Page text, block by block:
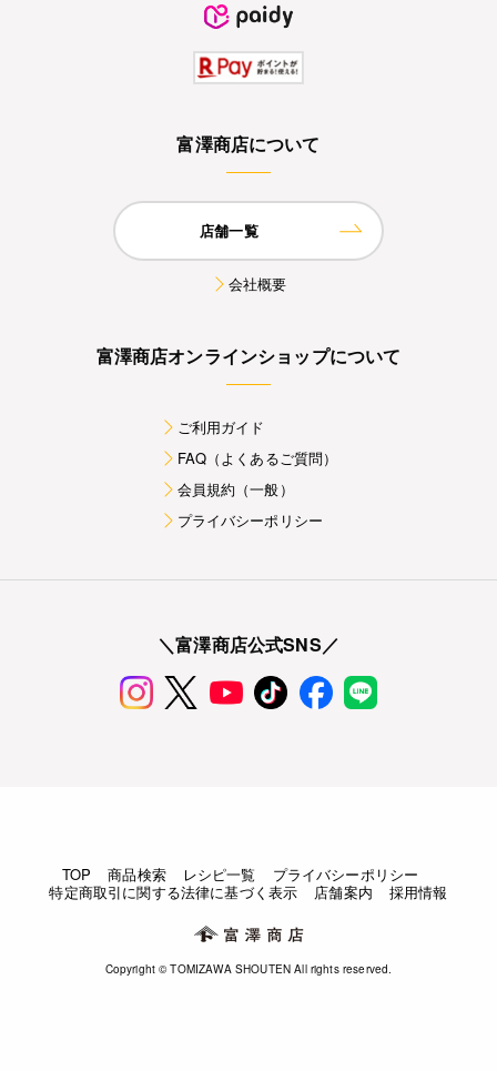
富澤商店について
店舗一覧
会社概要
富澤商店オンラインショップについて
ご利用ガイド
FAQ（よくあるご質問）
会員規約（一般）
プライバシーポリシー
＼富澤商店公式SNS／
TOP 商品検索 レシピ一覧
プライバシーポリシー
特定商取引に関する法律に基づく表示
店舗案内 採用情報
Copyright © TOMIZAWA SHOUTEN All rights reserved.